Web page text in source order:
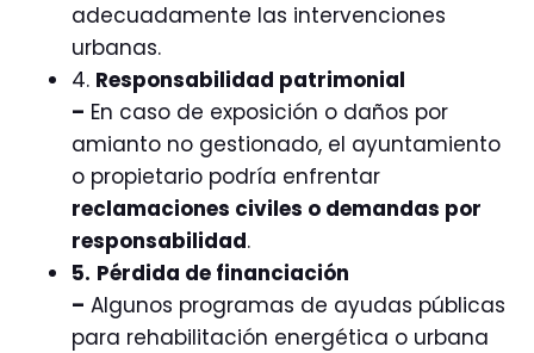
adecuadamente las intervenciones
urbanas.
4. Responsabilidad patrimonial
– En caso de exposición o daños por
amianto no gestionado, el ayuntamiento
o propietario podría enfrentar
reclamaciones civiles o demandas por
responsabilidad.
5. Pérdida de financiación
– Algunos programas de ayudas públicas
para rehabilitación energética o urbana